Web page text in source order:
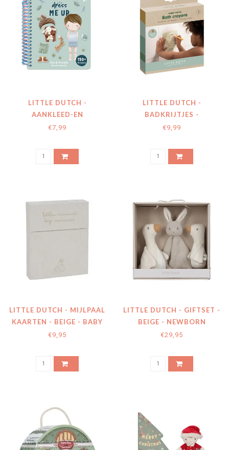
LITTLE DUTCH -
AANKLEED-EN
STICKERBOEK - FOREST
€7,99
LITTLE DUTCH -
BADKRIJTJES -
MEERKLEURIG - FOREST
€9,99
LITTLE DUTCH - MIJLPAAL
KAARTEN - BEIGE - BABY
BUNNY - EN
€9,95
LITTLE DUTCH - GIFTSET -
BEIGE - NEWBORN
NATURALS
€29,95